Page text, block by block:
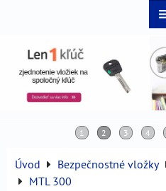
Úvod Bezpečnostné vložky
MTL 300